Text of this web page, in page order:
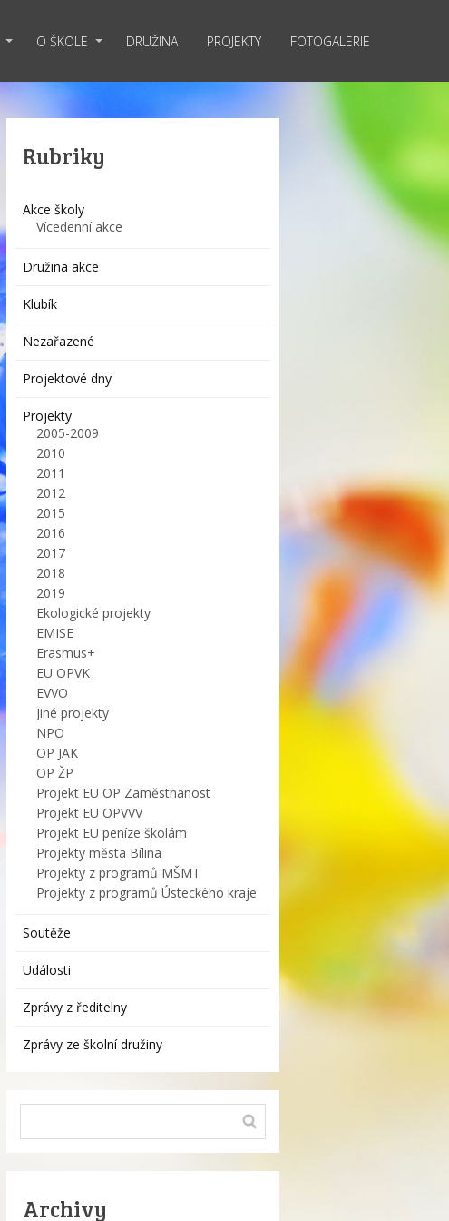
O ŠKOLE DRUŽINA PROJEKTY FOTOGALERIE
Rubriky
Akce školy
Vícedenní akce
Družina akce
Klubík
Nezařazené
Projektové dny
Projekty
2005-2009
2010
2011
2012
2015
2016
2017
2018
2019
Ekologické projekty
EMISE
Erasmus+
EU OPVK
EVVO
Jiné projekty
NPO
OP JAK
OP ŽP
Projekt EU OP Zaměstnanost
Projekt EU OPVVV
Projekt EU peníze školám
Projekty města Bílina
Projekty z programů MŠMT
Projekty z programů Ústeckého kraje
Soutěže
Události
Zprávy z ředitelny
Zprávy ze školní družiny
Archivy